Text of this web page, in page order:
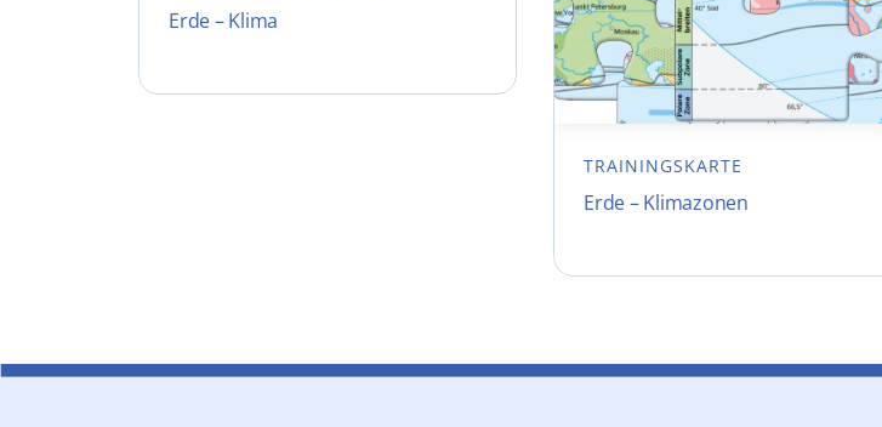
Erde – Klima
TRAININGSKARTE
Erde – Klimazonen